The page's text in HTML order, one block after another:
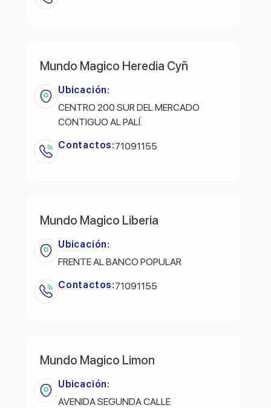
Mundo Magico Heredia Cyñ
Ubicación:
CENTRO 200 SUR DEL MERCADO
CONTIGUO AL PALÍ.
Contactos:71091155
Mundo Magico Liberia
Ubicación:
FRENTE AL BANCO POPULAR
Contactos:71091155
Mundo Magico Limon
Ubicación:
AVENIDA SEGUNDA CALLE